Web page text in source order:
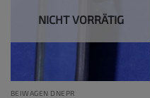
NICHT VORRÄTIG
BEIWAGEN DNEPR